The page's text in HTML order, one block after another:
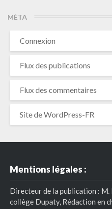
MÉTA
Connexion
Flux des publications
Flux des commentaires
Site de WordPress-FR
Mentions légales :
Directeur de la publication : M.
collège Dupaty, Rédaction en